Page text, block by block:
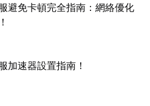
避免卡頓完全指南：網絡優化
加速器設置指南！